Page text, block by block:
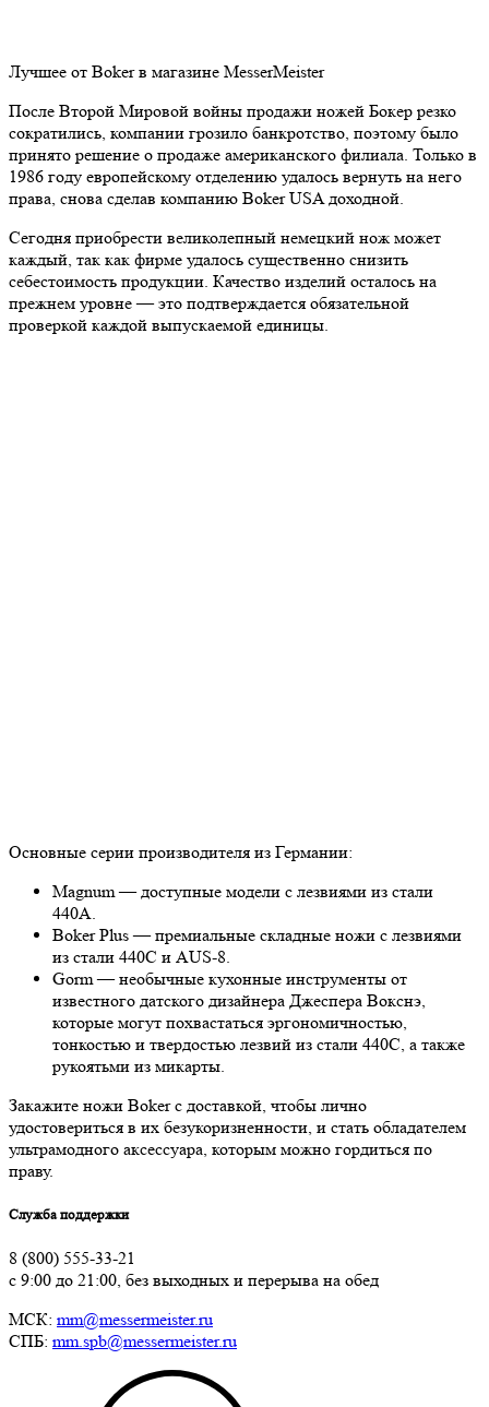
Лучшее от Boker в магазине MesserMeister
После Второй Мировой войны продажи ножей Бокер резко
сократились, компании грозило банкротство, поэтому было
принято решение о продаже американского филиала. Только в
1986 году европейскому отделению удалось вернуть на него
права, снова сделав компанию Boker USA доходной.
Сегодня приобрести великолепный немецкий нож может
каждый, так как фирме удалось существенно снизить
себестоимость продукции. Качество изделий осталось на
прежнем уровне — это подтверждается обязательной
проверкой каждой выпускаемой единицы.
Основные серии производителя из Германии:
Magnum — доступные модели с лезвиями из стали
440А.
Boker Plus — премиальные складные ножи с лезвиями
из стали 440С и AUS-8.
Gorm — необычные кухонные инструменты от
известного датского дизайнера Джеспера Вокснэ,
которые могут похвастаться эргономичностью,
тонкостью и твердостью лезвий из стали 440С, а также
рукоятьми из микарты.
Закажите ножи Boker с доставкой, чтобы лично
удостовериться в их безукоризненности, и стать обладателем
ультрамодного аксессуара, которым можно гордиться по
праву.
Служба поддержки
8 (800) 555-33-21
с 9:00 до 21:00, без выходных и перерыва на обед
МСК: mm@messermeister.ru
СПБ: mm.spb@messermeister.ru